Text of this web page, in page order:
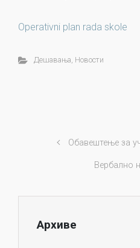
Operativni plan rada skole
Дешавања, Новости
Обавештење за
Вербално
Архиве